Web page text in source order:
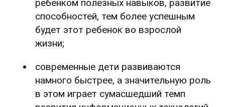
ребенком полезных навыков, развитие
способностей, тем более успешным
будет этот ребенок во взрослой
жизни;
современные дети развиваются
намного быстрее, а значительную роль
в этом играет сумасшедший темп